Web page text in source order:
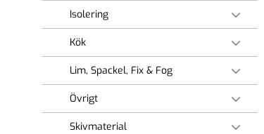
Isolering
Kök
Lim, Spackel, Fix & Fog
Övrigt
Skivmaterial